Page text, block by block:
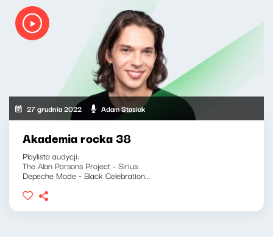
27 grudnia 2022 Adam Stasiak
Akademia rocka 38
Playlista audycji:
The Alan Parsons Project - Sirius
Depeche Mode - Black Celebration...